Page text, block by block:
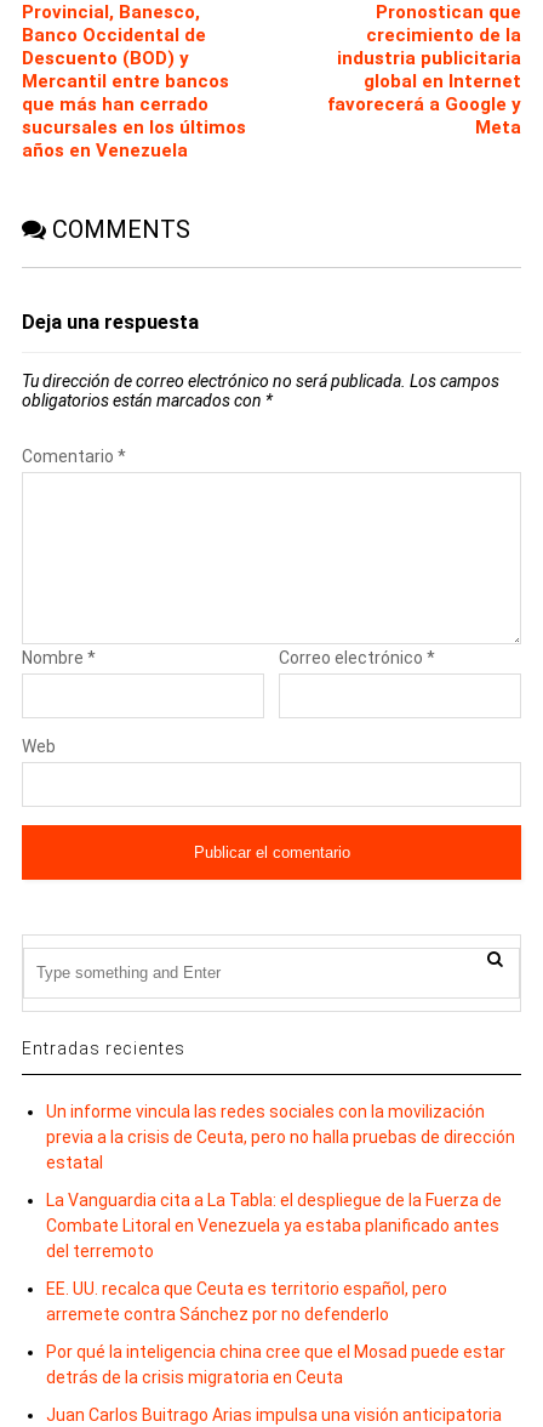
Provincial, Banesco,
Banco Occidental de
Descuento (BOD) y
Mercantil entre bancos
que más han cerrado
sucursales en los últimos
años en Venezuela
Pronostican que
crecimiento de la
industria publicitaria
global en Internet
favorecerá a Google y
Meta
COMMENTS
Deja una respuesta
Tu dirección de correo electrónico no será publicada. Los campos
obligatorios están marcados con *
Comentario *
Nombre * Correo electrónico*
Web
Entradas recientes
Un informe vincula las redes sociales con la movilización
previa a la crisis de Ceuta, pero no halla pruebas de dirección
estatal
La Vanguardia cita a La Tabla: el despliegue de la Fuerza de
Combate Litoral en Venezuela ya estaba planificado antes
del terremoto
EE. UU. recalca que Ceuta es territorio español, pero
arremete contra Sánchez por no defenderlo
Por qué la inteligencia china cree que el Mosad puede estar
detrás de la crisis migratoria en Ceuta
Juan Carlos Buitrago Arias impulsa una visión anticipatoria